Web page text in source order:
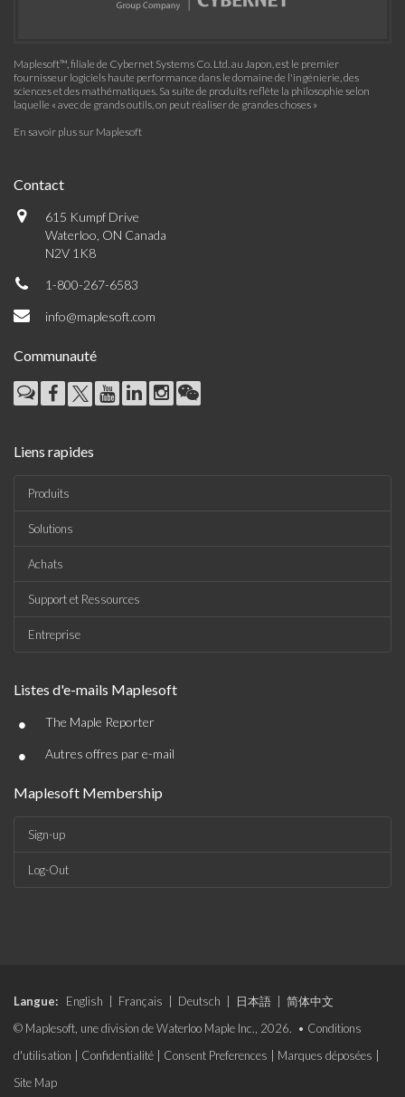
Maplesoft™, filiale de Cybernet Systems Co. Ltd. au Japon, est le premier
fournisseur logiciels haute performance dans le domaine de l'ingénierie, des
sciences et des mathématiques. Sa suite de produits reflète la philosophie selon
laquelle « avec de grands outils, on peut réaliser de grandes choses »
En savoir plus sur Maplesoft
Contact
615 Kumpf Drive
Waterloo, ON Canada
N2V 1K8
1-800-267-6583
info@maplesoft.com
Communauté
Liens rapides
Produits
Solutions
Achats
Support et Ressources
Entreprise
Listes d'e-mails Maplesoft
• The Maple Reporter
• Autres offres par e-mail
Maplesoft Membership
Sign-up
Log-Out
Langue: English Français Deutsch 日本語
简体中文
© Maplesoft, une division de Waterloo Maple Inc., 2026. • Conditions
d'utilisation
Confidentialité Consent Preferences Marques déposées
Site Map